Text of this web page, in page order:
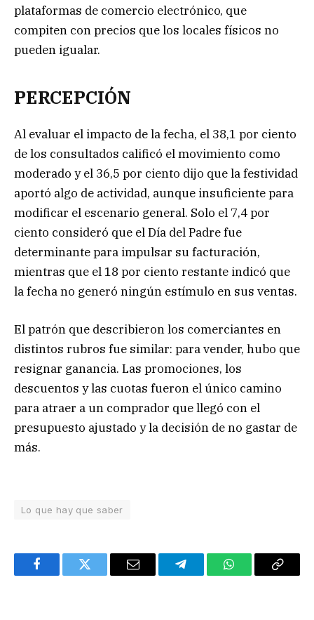
plataformas de comercio electrónico, que
compiten con precios que los locales físicos no
pueden igualar.
PERCEPCIÓN
Al evaluar el impacto de la fecha, el 38,1 por ciento
de los consultados calificó el movimiento como
moderado y el 36,5 por ciento dijo que la festividad
aportó algo de actividad, aunque insuficiente para
modificar el escenario general. Solo el 7,4 por
ciento consideró que el Día del Padre fue
determinante para impulsar su facturación,
mientras que el 18 por ciento restante indicó que
la fecha no generó ningún estímulo en sus ventas.
El patrón que describieron los comerciantes en
distintos rubros fue similar: para vender, hubo que
resignar ganancia. Las promociones, los
descuentos y las cuotas fueron el único camino
para atraer a un comprador que llegó con el
presupuesto ajustado y la decisión de no gastar de
más.
Lo que hay que saber
FacebookTwitter Email TelegramWhatsAppCopy